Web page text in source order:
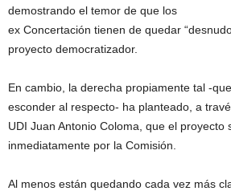
demostrando el temor de que los
ex Concertación tienen de quedar
proyecto democratizador.
En cambio, la derecha propiamente tal -
esconder al respecto- ha planteado, a
UDI Juan Antonio Coloma, que el proyecto
inmediatamente por la Comisión.
Al menos están quedando cada vez más